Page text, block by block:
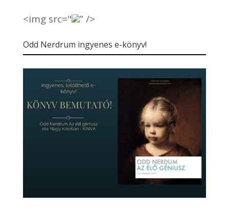
<img src=" ” />
Odd Nerdrum ingyenes e-könyv!